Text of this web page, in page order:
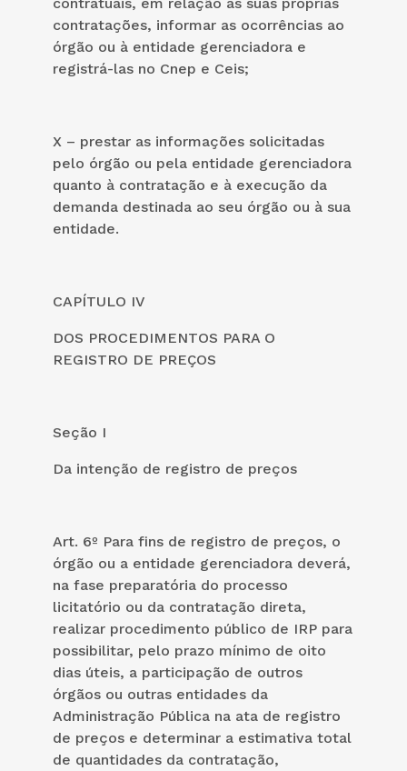
contratações, informar as ocorrências ao
órgão ou à entidade gerenciadora e
registrá-las no Cnep e Ceis;
X – prestar as informações solicitadas
pelo órgão ou pela entidade gerenciadora
quanto à contratação e à execução da
demanda destinada ao seu órgão ou à sua
entidade.
CAPÍTULO IV
DOS PROCEDIMENTOS PARA O
REGISTRO DE PREÇOS
Seção I
Da intenção de registro de preços
Art. 6º Para fins de registro de preços, o
órgão ou a entidade gerenciadora deverá,
na fase preparatória do processo
licitatório ou da contratação direta,
realizar procedimento público de IRP para
possibilitar, pelo prazo mínimo de oito
dias úteis, a participação de outros
órgãos ou outras entidades da
Administração Pública na ata de registro
de preços e determinar a estimativa total
de quantidades da contratação,